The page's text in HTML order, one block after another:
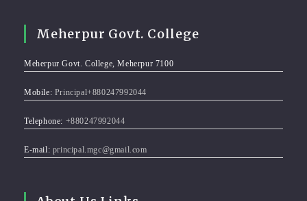
Meherpur Govt. College
Meherpur Govt. College, Meherpur 7100
Mobile: Principal+880247992044
Telephone: +880247992044
E-mail: principal.mgc@gmail.com